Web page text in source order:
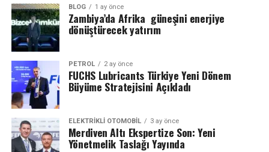
BLOG 1 ay önce
Zambiya’da Afrika güneşini enerjiye
dönüştürecek yatırım
PETROL 2 ay önce
FUCHS Lubricants Türkiye Yeni Dönem
Büyüme Stratejisini Açıkladı
ELEKTRIKLI OTOMOBIL 3 ay önce
Merdiven Altı Ekspertize Son: Yeni
Yönetmelik Taslağı Yayında